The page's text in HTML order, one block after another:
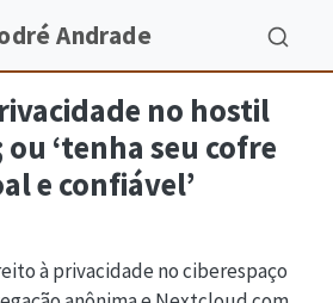
Andrade
no hostil
‘tenha seu cofre
e confiável’
à privacidade no ciberespaço